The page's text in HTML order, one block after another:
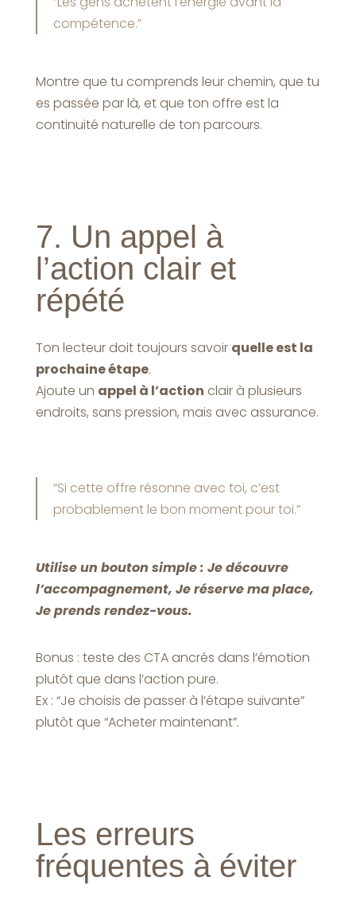
compétence.”
Montre que tu comprends leur chemin, que tu
es passée par là, et que ton offre est la
continuité naturelle de ton parcours.
7. Un appel à
l’action clair et
répété
Ton lecteur doit toujours savoir quelle est la
prochaine étape.
Ajoute un appel à l’action clair à plusieurs
endroits, sans pression, mais avec assurance.
“Si cette offre résonne avec toi, c’est
probablement le bon moment pour toi.”
Utilise un bouton simple : Je découvre
l’accompagnement, Je réserve ma place,
Je prends rendez-vous.
Bonus : teste des CTA ancrés dans l’émotion
plutôt que dans l’action pure.
Ex : “Je choisis de passer à l’étape suivante”
plutôt que “Acheter maintenant”.
Les erreurs
fréquentes à éviter